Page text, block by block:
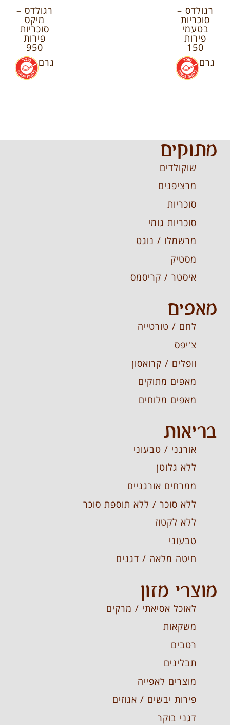
רגולדס –
סוכריות
בטעמי
פירות
150
גרם
.
רגולדס –
מיקס
סוכריות
פירות
950
גרם
.
מתוקים
שוקולדים
מרציפנים
סוכריות
סוכריות גומי
מרשמלו / נוגט
מסטיק
איסטר / קריסמס
מאפים
לחם / טורטייה
צ'יפס
וופלים / קרואסון
מאפים מתוקים
מאפים מלוחים
בריאות
אורגני / טבעוני
ללא גלוטן
ממרחים אורגניים
ללא סוכר / ללא תוספת סוכר
ללא לקטוז
טבעוני
חיטה מלאה / דגנים
מוצרי מזון
לאוכל אסיאתי / מרקים
משקאות
רטבים
תבלינים
מוצרים לאפייה
פירות יבשים / אגוזים
דגני בוקר